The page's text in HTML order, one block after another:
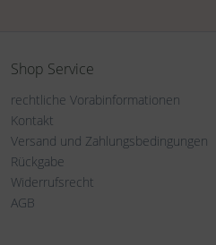
Shop Service
rechtliche Vorabinformationen
Kontakt
Versand und Zahlungsbedingungen
Rückgabe
Widerrufsrecht
AGB